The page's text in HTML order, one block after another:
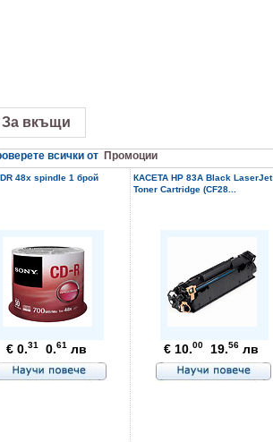
вкъщи
всички от Промоции
48x spindle 1 брой
€ 0.31 0.61 лв
КАСЕТА HP 83A Black LaserJet
Toner Cartridge (CF28...
€ 10.00 19.56 лв